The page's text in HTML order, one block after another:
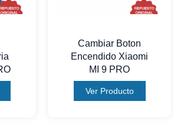
Cambiar Boton
Encendido Xiaomi
MI 9 PRO
Ver Producto